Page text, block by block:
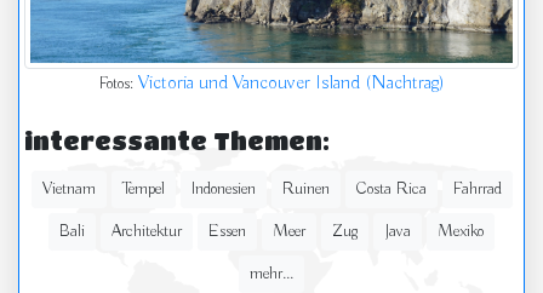
Fotos: Victoria und Vancouver Island (Nachtrag)
interessante Themen:
Vietnam Tempel Indonesien Ruinen Costa Rica
Fahrrad
Bali
Architektur Essen Meer Zug Java
Mexiko
mehr...